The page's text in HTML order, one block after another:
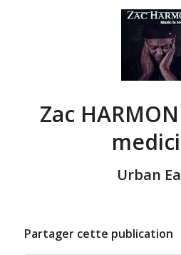
Zac
Urban
Partager cette publication